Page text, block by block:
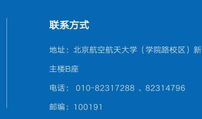
联系方式
地址：北京航空航天大学（学院路校区）新
主楼B座
电话： 010-82317288 、82314796
邮编：100191